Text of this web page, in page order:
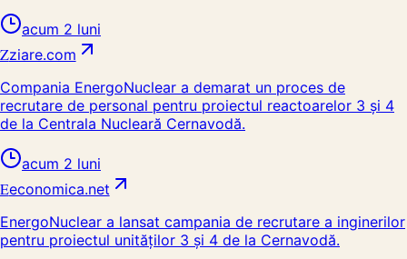
acum 2 luni
Zziare.com
Compania EnergoNuclear a demarat un proces de
recrutare de personal pentru proiectul reactoarelor 3 și 4
de la Centrala Nucleară Cernavodă.
acum 2 luni
Eeconomica.net
EnergoNuclear a lansat campania de recrutare a inginerilor
pentru proiectul unităților 3 și 4 de la Cernavodă.